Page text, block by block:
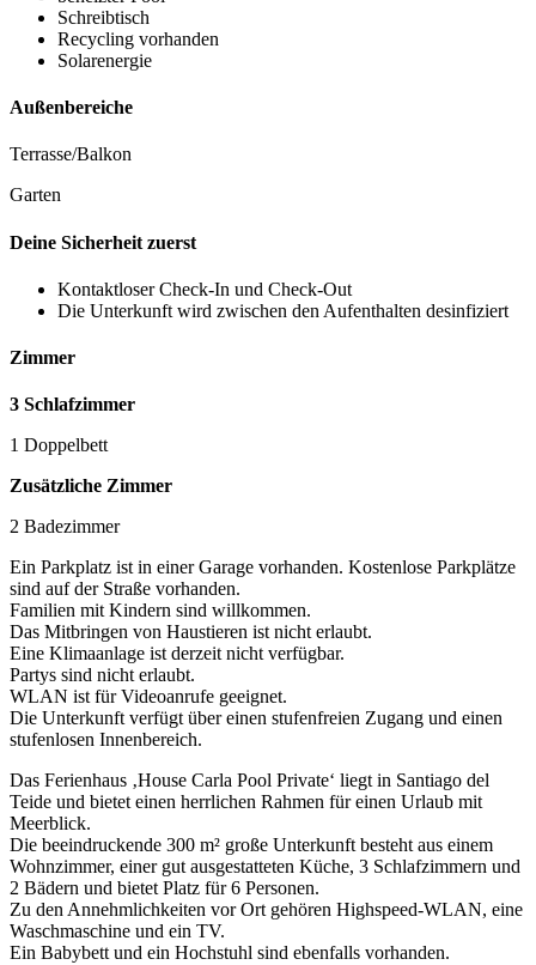
Schreibtisch
Recycling vorhanden
Solarenergie
Außenbereiche
Terrasse/Balkon
Garten
Deine Sicherheit zuerst
Kontaktloser Check-In und Check-Out
Die Unterkunft wird zwischen den Aufenthalten desinfiziert
Zimmer
3 Schlafzimmer
1 Doppelbett
Zusätzliche Zimmer
2 Badezimmer
Ein Parkplatz ist in einer Garage vorhanden. Kostenlose Parkplätze
sind auf der Straße vorhanden.
Familien mit Kindern sind willkommen.
Das Mitbringen von Haustieren ist nicht erlaubt.
Eine Klimaanlage ist derzeit nicht verfügbar.
Partys sind nicht erlaubt.
WLAN ist für Videoanrufe geeignet.
Die Unterkunft verfügt über einen stufenfreien Zugang und einen
stufenlosen Innenbereich.
Das Ferienhaus ‚House Carla Pool Private‘ liegt in Santiago del
Teide und bietet einen herrlichen Rahmen für einen Urlaub mit
Meerblick.
Die beeindruckende 300 m² große Unterkunft besteht aus einem
Wohnzimmer, einer gut ausgestatteten Küche, 3 Schlafzimmern und
2 Bädern und bietet Platz für 6 Personen.
Zu den Annehmlichkeiten vor Ort gehören Highspeed-WLAN, eine
Waschmaschine und ein TV.
Ein Babybett und ein Hochstuhl sind ebenfalls vorhanden.